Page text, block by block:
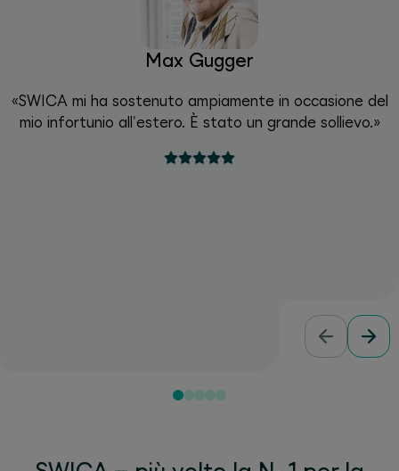
Max Gugger
«SWICA mi ha sostenuto ampiamente in occasione del
mio infortunio all'estero. È stato un grande sollievo.»